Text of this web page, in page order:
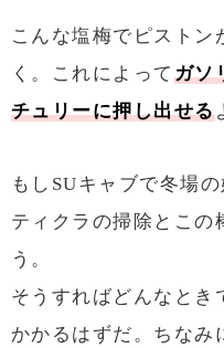
こんな塩梅でピストン
く。これによって ガソ
チュリーに押し出せる
もしSUキャブで冬場
ティクラの掃除とこの
う。
そうすればどんなとき
かかるはずだ。ちなみ